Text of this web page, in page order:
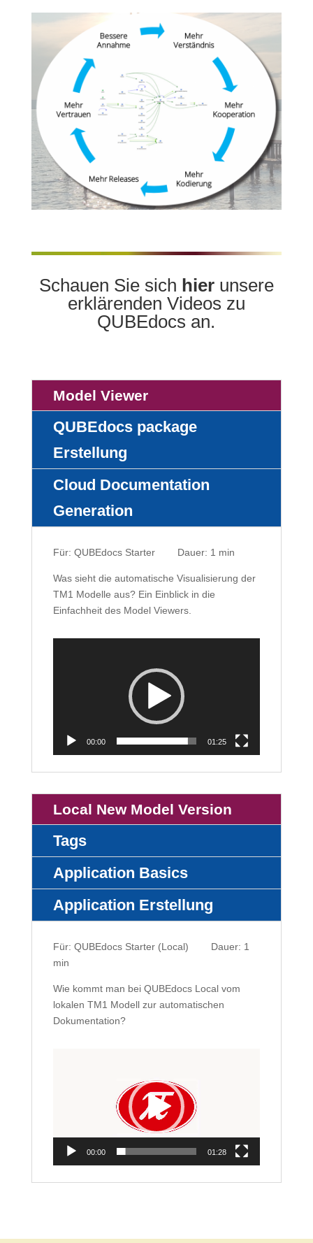
Schauen Sie sich hier unsere
erklärenden Videos zu
QUBEdocs an.
Model Viewer
QUBEdocs package
Erstellung
Cloud Documentation
Generation
Für: QUBEdocs Starter Dauer: 1 min
Was sieht die automatische Visualisierung der
TM1 Modelle aus? Ein Einblick in die
Einfachheit des Model Viewers.
00:00 01:25
Local New Model Version
Tags
Application Basics
Application Erstellung
Für: QUBEdocs Starter (Local) Dauer: 1
min
Wie kommt man bei QUBEdocs Local vom
lokalen TM1 Modell zur automatischen
Dokumentation?
00:00 01:28